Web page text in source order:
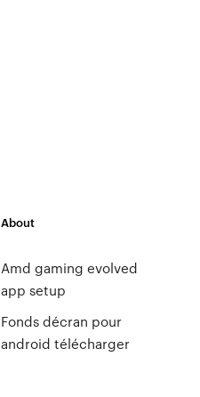
About
Amd gaming evolved
app setup
Fonds décran pour
android télécharger